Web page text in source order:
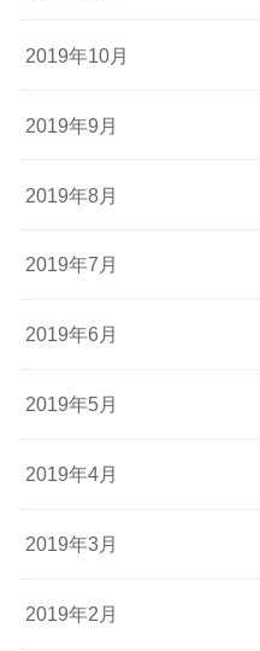
2019年10月
2019年9月
2019年8月
2019年7月
2019年6月
2019年5月
2019年4月
2019年3月
2019年2月